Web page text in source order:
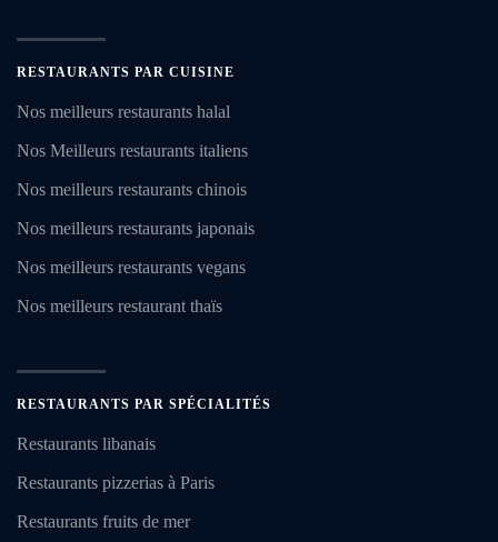
RESTAURANTS PAR CUISINE
Nos meilleurs restaurants halal
Nos Meilleurs restaurants italiens
Nos meilleurs restaurants chinois
Nos meilleurs restaurants japonais
Nos meilleurs restaurants vegans
Nos meilleurs restaurant thaïs
RESTAURANTS PAR SPÉCIALITÉS
Restaurants libanais
Restaurants pizzerias à Paris
Restaurants fruits de mer